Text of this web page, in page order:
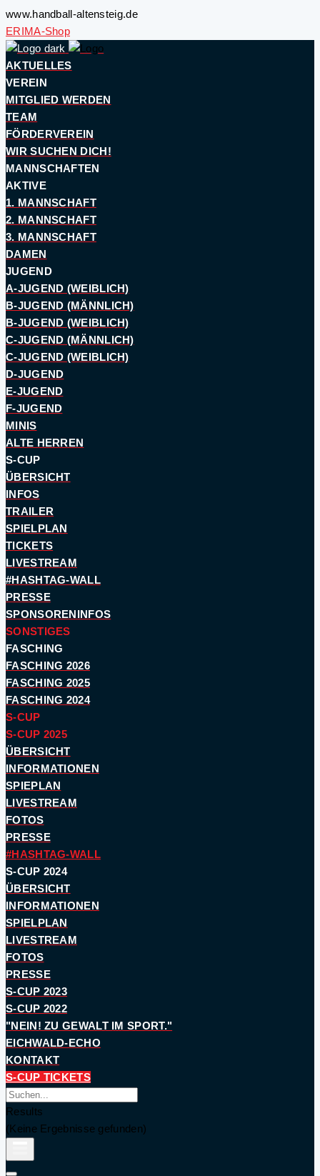
www.handball-altensteig.de
ERIMA-Shop
AKTUELLES
VEREIN
MITGLIED WERDEN
TEAM
FÖRDERVEREIN
WIR SUCHEN DICH!
MANNSCHAFTEN
AKTIVE
1. MANNSCHAFT
2. MANNSCHAFT
3. MANNSCHAFT
DAMEN
JUGEND
A-JUGEND (WEIBLICH)
B-JUGEND (MÄNNLICH)
B-JUGEND (WEIBLICH)
C-JUGEND (MÄNNLICH)
C-JUGEND (WEIBLICH)
D-JUGEND
E-JUGEND
F-JUGEND
MINIS
ALTE HERREN
S-CUP
ÜBERSICHT
INFOS
TRAILER
SPIELPLAN
TICKETS
LIVESTREAM
#HASHTAG-WALL
PRESSE
SPONSORENINFOS
SONSTIGES
FASCHING
FASCHING 2026
FASCHING 2025
FASCHING 2024
S-CUP
S-CUP 2025
ÜBERSICHT
INFORMATIONEN
SPIEPLAN
LIVESTREAM
FOTOS
PRESSE
#HASHTAG-WALL
S-CUP 2024
ÜBERSICHT
INFORMATIONEN
SPIELPLAN
LIVESTREAM
FOTOS
PRESSE
S-CUP 2023
S-CUP 2022
"NEIN! ZU GEWALT IM SPORT."
EICHWALD-ECHO
KONTAKT
S-CUP TICKETS
Results
(Keine Ergebnisse gefunden)